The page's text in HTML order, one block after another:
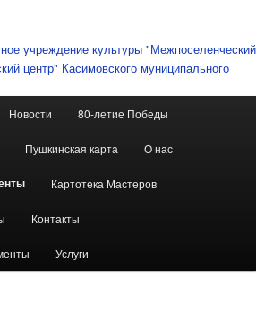
Новости 80-летие Победы
Пушкинская карта О нас
Картотека Мастеров
Контакты
Услуги